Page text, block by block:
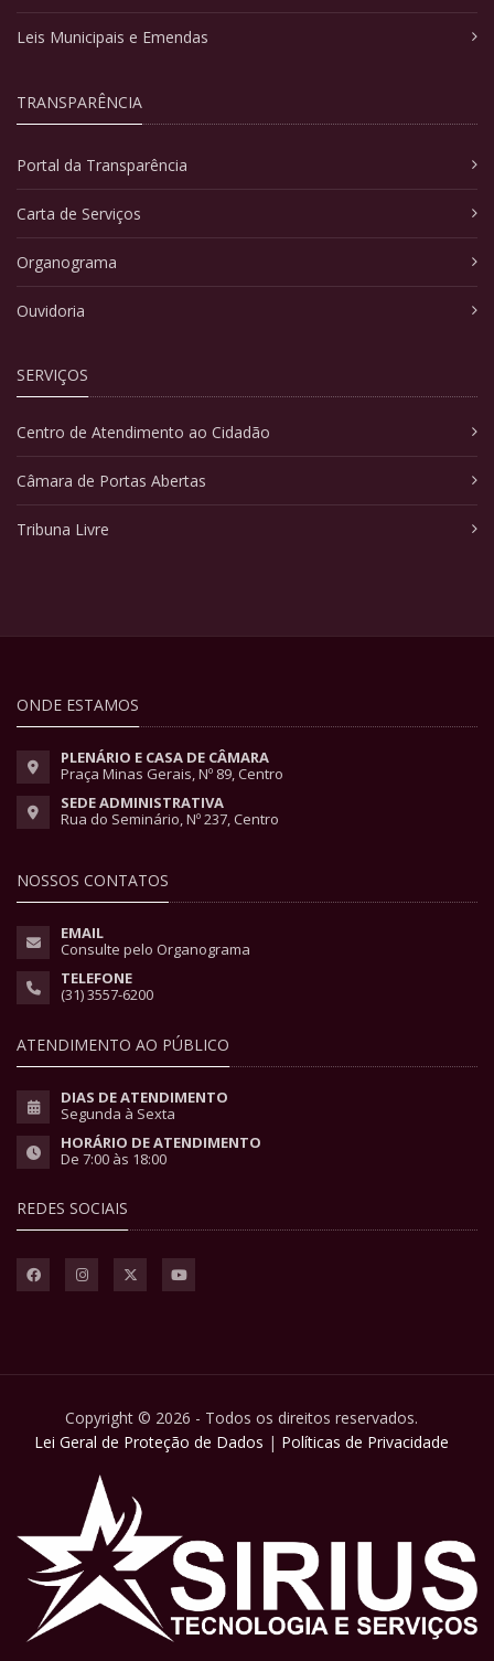
Leis Municipais e Emendas
TRANSPARÊNCIA
Portal da Transparência
Carta de Serviços
Organograma
Ouvidoria
SERVIÇOS
Centro de Atendimento ao Cidadão
Câmara de Portas Abertas
Tribuna Livre
ONDE ESTAMOS
PLENÁRIO E CASA DE CÂMARA
Praça Minas Gerais, Nº 89, Centro
SEDE ADMINISTRATIVA
Rua do Seminário, Nº 237, Centro
NOSSOS CONTATOS
EMAIL
Consulte pelo Organograma
TELEFONE
(31) 3557-6200
ATENDIMENTO AO PÚBLICO
DIAS DE ATENDIMENTO
Segunda à Sexta
HORÁRIO DE ATENDIMENTO
De 7:00 às 18:00
REDES SOCIAIS
Copyright © 2026 - Todos os direitos reservados.
Lei Geral de Proteção de Dados | Políticas de Privacidade